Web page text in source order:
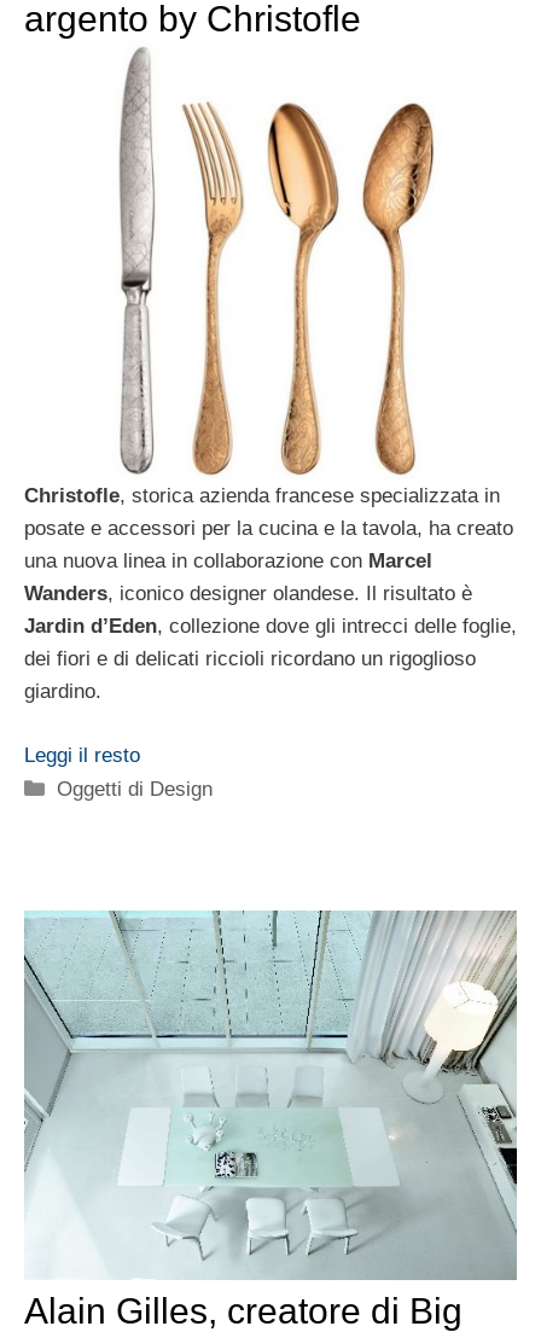
argento by Christofle
Christofle, storica azienda francese specializzata in
posate e accessori per la cucina e la tavola, ha creato
una nuova linea in collaborazione con Marcel
Wanders, iconico designer olandese. Il risultato è
Jardin d’Eden, collezione dove gli intrecci delle foglie,
dei fiori e di delicati riccioli ricordano un rigoglioso
giardino.
Leggi il resto
Categorie
Oggetti di Design
Alain Gilles, creatore di Big